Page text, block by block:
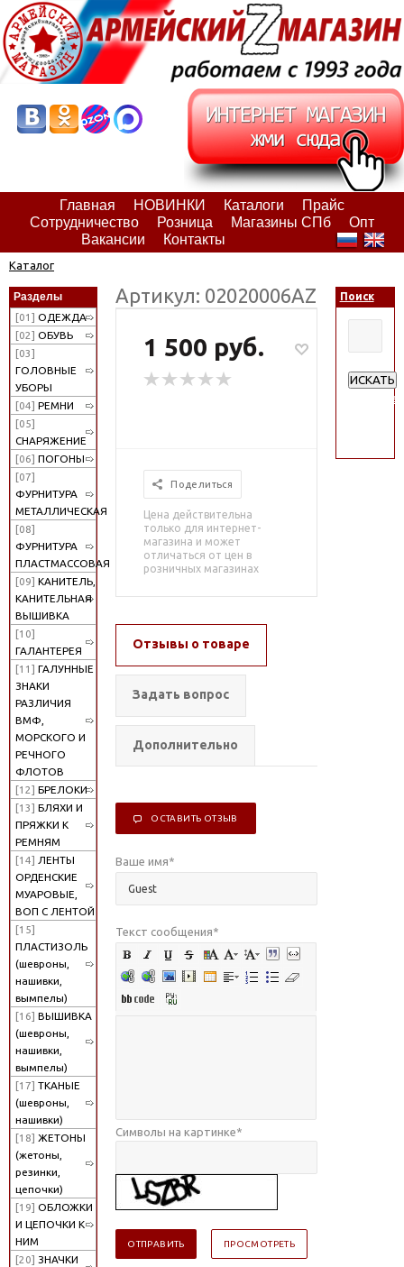
Главная НОВИНКИ Каталоги
Прайс
Сотрудничество
Розница Магазины СПб
Опт
Вакансии
Контакты
Каталог
Разделы
[01] ОДЕЖДА
[02] ОБУВЬ
[03]
ГОЛОВНЫЕ
УБОРЫ
[04] РЕМНИ
[05]
СНАРЯЖЕНИЕ
[06] ПОГОНЫ
[07]
ФУРНИТУРА
МЕТАЛЛИЧЕСКАЯ
[08]
ФУРНИТУРА
ПЛАСТМАССОВАЯ
[09] КАНИТЕЛЬ,
КАНИТЕЛЬНАЯ
ВЫШИВКА
[10]
ГАЛАНТЕРЕЯ
[11] ГАЛУННЫЕ
ЗНАКИ
РАЗЛИЧИЯ
ВМФ,
МОРСКОГО И
РЕЧНОГО
ФЛОТОВ
[12] БРЕЛОКИ
[13] БЛЯХИ И
ПРЯЖКИ К
РЕМНЯМ
[14] ЛЕНТЫ
ОРДЕНСКИЕ
МУАРОВЫЕ,
ВОП С ЛЕНТОЙ
[15]
ПЛАСТИЗОЛЬ
(шевроны,
нашивки,
вымпелы)
[16] ВЫШИВКА
(шевроны,
нашивки,
вымпелы)
[17] ТКАНЫЕ
(шевроны,
нашивки)
[18] ЖЕТОНЫ
(жетоны,
резинки,
цепочки)
[19] ОБЛОЖКИ
И ЦЕПОЧКИ К
НИМ
[20] ЗНАЧКИ
Артикул: 02020006АZ
1 500 руб.
Поделиться
Цена действительна
только для интернет-
магазина и может
отличаться от цен в
розничных магазинах
Отзывы о товаре
Задать вопрос
Дополнительно
ОСТАВИТЬ ОТЗЫВ
Ваше имя*
Текст сообщения*
Символы на картинке*
Поиск
ИСКАТЬ